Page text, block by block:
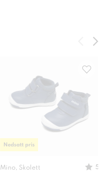
Mino, Skolett
5
Nedsatt pris